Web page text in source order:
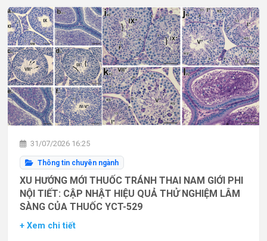
31/07/2026 16:25
Thông tin chuyên ngành
XU HƯỚNG MỚI THUỐC TRÁNH THAI NAM GIỚI PHI
NỘI TIẾT: CẬP NHẬT HIỆU QUẢ THỬ NGHIỆM LÂM
SÀNG CỦA THUỐC YCT-529
+ Xem chi tiết